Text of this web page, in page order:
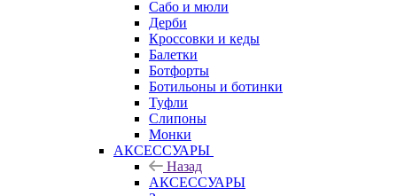
Сабо и мюли
Дерби
Кроссовки и кеды
Балетки
Ботфорты
Ботильоны и ботинки
Туфли
Слипоны
Монки
АКСЕССУАРЫ
Назад
АКСЕССУАРЫ